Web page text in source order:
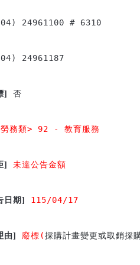
24961100 # 6310
24961187
] 否
勞務類> 92 - 教育服務
] 未達公告金額
日期] 115/04/17
由] 廢標(採購計畫變更或取銷採